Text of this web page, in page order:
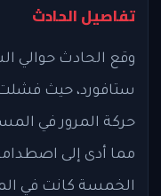
تفاصيل الحادث
ستافورد، حيث فشلت
حركة المرور في
مما أدى إلى
الخمسة كانت في